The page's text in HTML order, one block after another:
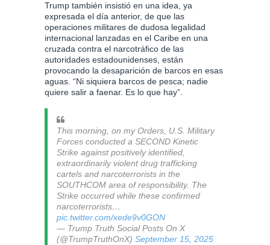
Trump también insistió en una idea, ya
expresada el día anterior, de que las
operaciones militares de dudosa legalidad
internacional lanzadas en el Caribe en una
cruzada contra el narcotráfico de las
autoridades estadounidenses, están
provocando la desaparición de barcos en esas
aguas. “Ni siquiera barcos de pesca; nadie
quiere salir a faenar. Es lo que hay”.
This morning, on my Orders, U.S. Military
Forces conducted a SECOND Kinetic
Strike against positively identified,
extraordinarily violent drug trafficking
cartels and narcoterrorists in the
SOUTHCOM area of responsibility. The
Strike occurred while these confirmed
narcoterrorists…
pic.twitter.com/xede9v0GON
— Trump Truth Social Posts On X
(@TrumpTruthOnX) September 15, 2025